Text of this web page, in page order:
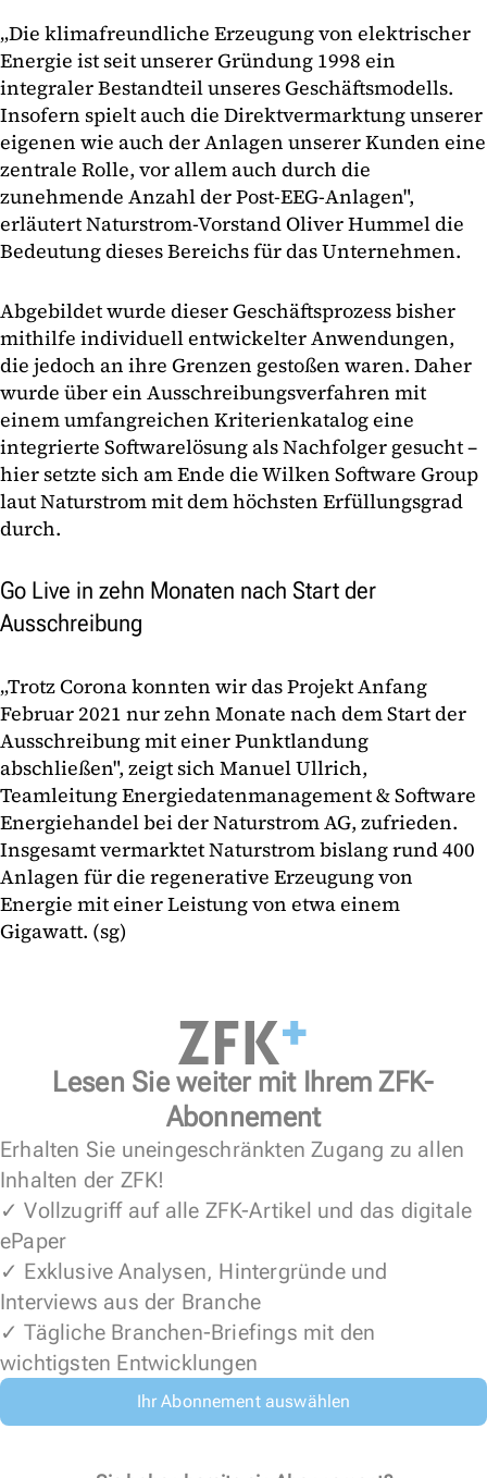
„Die klimafreundliche Erzeugung von elektrischer
Energie ist seit unserer Gründung 1998 ein
integraler Bestandteil unseres Geschäftsmodells.
Insofern spielt auch die Direktvermarktung unserer
eigenen wie auch der Anlagen unserer Kunden eine
zentrale Rolle, vor allem auch durch die
zunehmende Anzahl der Post-EEG-Anlagen",
erläutert Naturstrom-Vorstand Oliver Hummel die
Bedeutung dieses Bereichs für das Unternehmen.
Abgebildet wurde dieser Geschäftsprozess bisher
mithilfe individuell entwickelter Anwendungen,
die jedoch an ihre Grenzen gestoßen waren. Daher
wurde über ein Ausschreibungsverfahren mit
einem umfangreichen Kriterienkatalog eine
integrierte Softwarelösung als Nachfolger gesucht –
hier setzte sich am Ende die Wilken Software Group
laut Naturstrom mit dem höchsten Erfüllungsgrad
durch.
Go Live in zehn Monaten nach Start der
Ausschreibung
„Trotz Corona konnten wir das Projekt Anfang
Februar 2021 nur zehn Monate nach dem Start der
Ausschreibung mit einer Punktlandung
abschließen", zeigt sich Manuel Ullrich,
Teamleitung Energiedatenmanagement & Software
Energiehandel bei der Naturstrom AG, zufrieden.
Insgesamt vermarktet Naturstrom bislang rund 400
Anlagen für die regenerative Erzeugung von
Energie mit einer Leistung von etwa einem
Gigawatt. (sg)
Lesen Sie weiter mit Ihrem ZFK-
Abonnement
Erhalten Sie uneingeschränkten Zugang zu allen
Inhalten der ZFK!
✓ Vollzugriff auf alle ZFK-Artikel und das digitale
ePaper
✓ Exklusive Analysen, Hintergründe und
Interviews aus der Branche
✓ Tägliche Branchen-Briefings mit den
wichtigsten Entwicklungen
Ihr Abonnement auswählen